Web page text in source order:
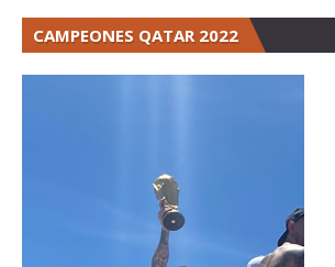
CAMPEONES QATAR 2022